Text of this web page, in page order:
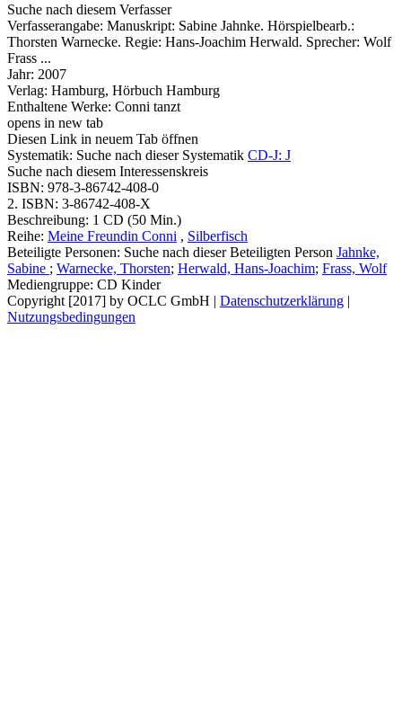
Suche nach diesem Verfasser
Verfasserangabe: Manuskript: Sabine Jahnke. Hörspielbearb.:
Thorsten Warnecke. Regie: Hans-Joachim Herwald. Sprecher: Wolf
Frass ...
Jahr: 2007
Verlag: Hamburg, Hörbuch Hamburg
Enthaltene Werke: Conni tanzt
opens in new tab
Diesen Link in neuem Tab öffnen
Systematik: Suche nach dieser Systematik CD-J: J
Suche nach diesem Interessenskreis
ISBN: 978-3-86742-408-0
2. ISBN: 3-86742-408-X
Beschreibung: 1 CD (50 Min.)
Reihe: Meine Freundin Conni , Silberfisch
Beteiligte Personen: Suche nach dieser Beteiligten Person Jahnke,
Sabine ; Warnecke, Thorsten; Herwald, Hans-Joachim; Frass, Wolf
Mediengruppe: CD Kinder
Copyright [2017] by OCLC GmbH | Datenschutzerklärung |
Nutzungsbedingungen